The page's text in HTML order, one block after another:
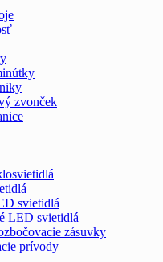
zvonček
svietidlá
LED svietidlá
zásuvky
prívody